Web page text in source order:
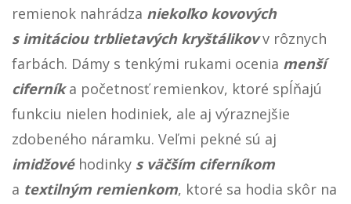
remienok nahrádza niekoľko kovových
s imitáciou trblietavých kryštálikovv rôznych
farbách. Dámy s tenkými rukami ocenia menší
ciferníka početnosť remienkov, ktoré spĺňajú
funkciu nielen hodiniek, ale aj výraznejšie
zdobeného náramku. Veľmi pekné sú aj
imidžové hodinky s väčším ciferníkom
a textilným remienkom, ktoré sa hodia skôr na